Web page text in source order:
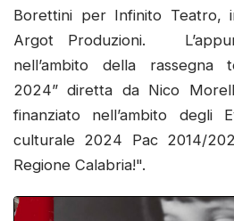
Borettini per Infinito Teatro,
Argot Produzioni.
nell’ambito della rassegna
2024” diretta da Nico
finanziato nell’ambito degli
culturale 2024 Pac 2014/
Regione Calabria!".